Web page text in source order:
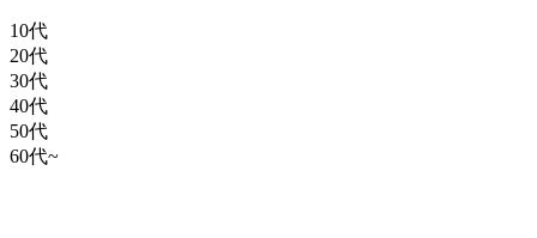
10代
20代
30代
40代
50代
60代~